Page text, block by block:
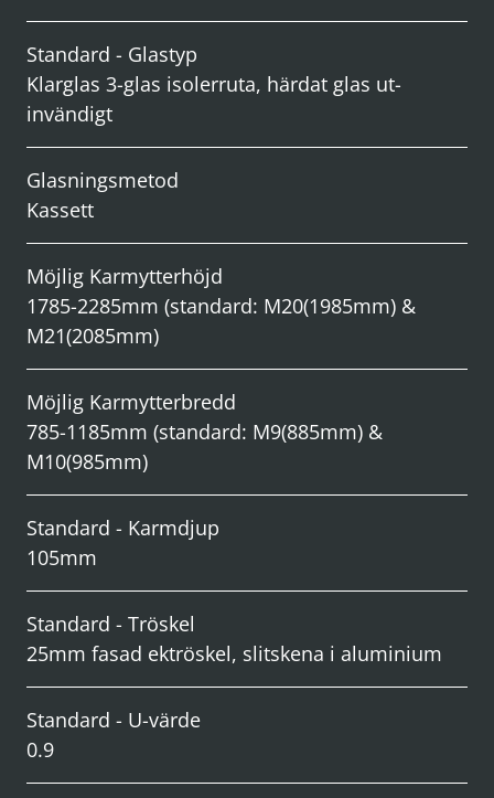
Standard - Glastyp
Klarglas 3-glas isolerruta, härdat glas ut-
invändigt
Glasningsmetod
Kassett
Möjlig Karmytterhöjd
1785-2285mm (standard: M20(1985mm) &
M21(2085mm)
Möjlig Karmytterbredd
785-1185mm (standard: M9(885mm) &
M10(985mm)
Standard - Karmdjup
105mm
Standard - Tröskel
25mm fasad ektröskel, slitskena i aluminium
Standard - U-värde
0.9